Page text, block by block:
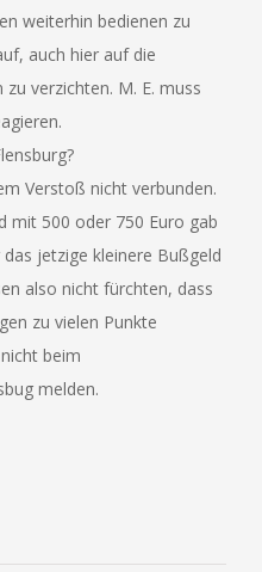
weiterhin bedienen zu
auch hier auf die
verzichten. M. E. muss
Verstoß nicht verbunden.
mit 500 oder 750 Euro gab
jetzige kleinere Bußgeld
also nicht fürchten, dass
zu vielen Punkte
beim
melden.